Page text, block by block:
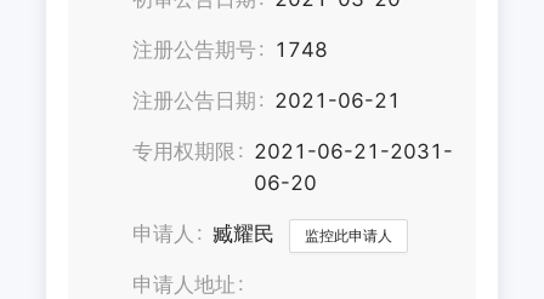
注册公告期号 1748
注册公告日期 2021-06-21
专用权期限
2021-06-21-2031-
06-20
申请人 臧耀民 监控此申请人
申请人地址